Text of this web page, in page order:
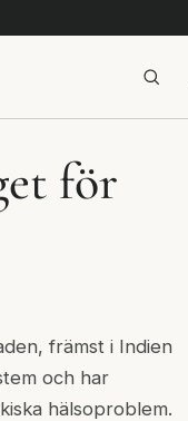
för
främst i Indien
och har
hälsoproblem.